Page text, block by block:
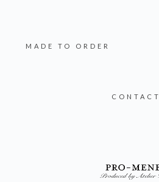
MADE TO ORDER
CONTACT